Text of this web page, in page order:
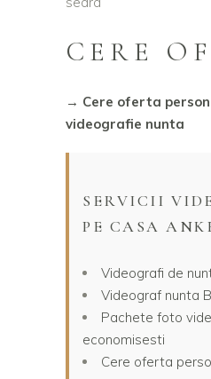
CERE
→ Cere oferta
videografie nunta
SERVICII
PE CASA
Videografi de
Videograf nunta
Pachete foto
economisesti
Cere oferta